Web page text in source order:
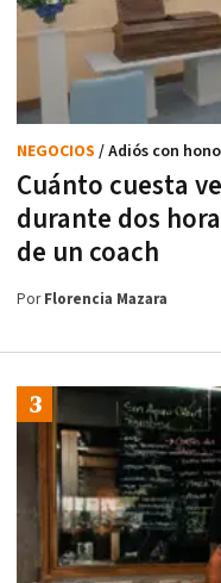
Cuánto cuesta
durante dos
de un coach
NEGOCIOS / Adiós con
PorFlorencia Mazara